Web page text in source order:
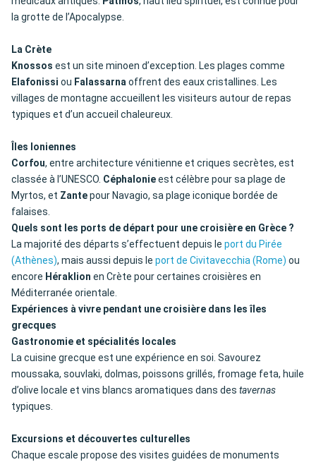
la grotte de l’Apocalypse.
La Crète
Knossos est un site minoen d’exception. Les plages comme
Elafonissi ou Falassarnaoffrent des eaux cristallines. Les
villages de montagne accueillent les visiteurs autour de repas
typiques et d’un accueil chaleureux.
Îles Ioniennes
Corfou, entre architecture vénitienne et criques secrètes, est
classée à l’UNESCO. Céphalonieest célèbre pour sa plage de
Myrtos, et Zantepour Navagio, sa plage iconique bordée de
falaises.
Quels sont les ports de départ pour une croisière en Grèce ?
La majorité des départs s’effectuent depuis le port du Pirée
(Athènes), mais aussi depuis le port de Civitavecchia (Rome) ou
encore Héraklion en Crète pour certaines croisières en
Méditerranée orientale.
Expériences à vivre pendant une croisière dans les îles
grecques
Gastronomie et spécialités locales
La cuisine grecque est une expérience en soi. Savourez
moussaka, souvlaki, dolmas, poissons grillés, fromage feta, huile
d’olive locale et vins blancs aromatiques dans des tavernas
typiques.
Excursions et découvertes culturelles
Chaque escale propose des visites guidées de monuments